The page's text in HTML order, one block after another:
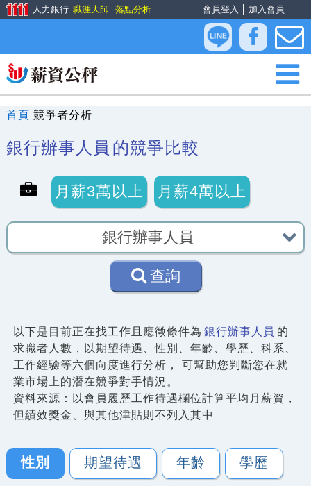
會員登入 加入會員
人力銀行 職涯大師 落點分析
首頁 競爭者分析
銀行辦事人員 的競爭比較
月薪3萬以上 月薪4萬以上
查詢
以下是目前正在找工作且應徵條件為 銀行辦事人員 的
求職者人數，以期望待遇、性別、年齡、學歷、科系、
工作經驗等六個向度進行分析， 可幫助您判斷您在就
業市場上的潛在競爭對手情況。
資料來源：以會員履歷工作待遇欄位計算平均月薪資，
但績效獎金、與其他津貼則不列入其中
性別 期望待遇 年齡 學歷